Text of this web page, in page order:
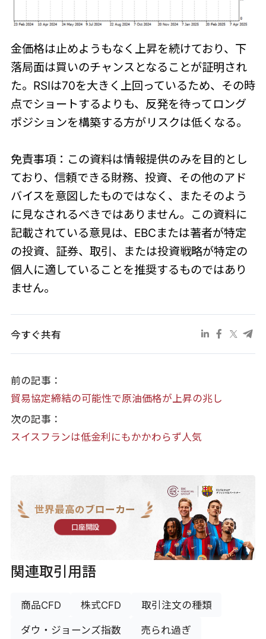
金価格は止めようもなく上昇を続けており、下
落局面は買いのチャンスとなることが証明され
た。RSIは70を大きく上回っているため、その時
点でショートするよりも、反発を待ってロング
ポジションを構築する方がリスクは低くなる。
免責事項：この資料は情報提供のみを目的とし
ており、信頼できる財務、投資、その他のアド
バイスを意図したものではなく、またそのよう
に見なされるべきではありません。この資料に
記載されている意見は、EBCまたは著者が特定
の投資、証券、取引、または投資戦略が特定の
個人に適していることを推奨するものではあり
ません。
今すぐ共有
前の記事：
貿易協定締結の可能性で原油価格が上昇の兆し
次の記事：
スイスフランは低金利にもかかわらず人気
世界最高のブローカー
口座開設
関連取引用語
商品CFD 株式CFD 取引注文の種類
ダウ・ジョーンズ指数 売られ過ぎ